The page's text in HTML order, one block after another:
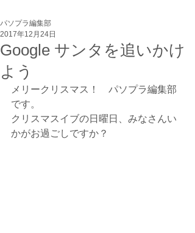
Google サンタを追いかけ
よう
パソプラ編集部
2017年12月24日
メリークリスマス！　パソプラ編集部
です。
クリスマスイブの日曜日、みなさんい
かがお過ごしですか？